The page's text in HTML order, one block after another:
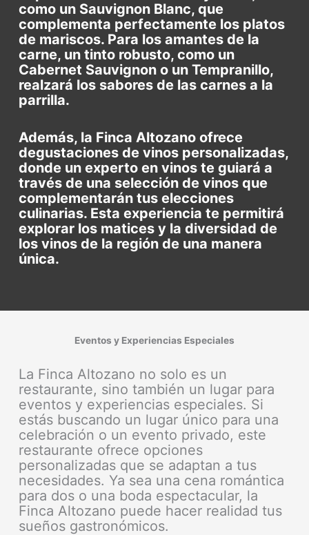
como un Sauvignon Blanc, que
complementa perfectamente los platos
de mariscos. Para los amantes de la
carne, un tinto robusto, como un
Cabernet Sauvignon o un Tempranillo,
realzará los sabores de las carnes a la
parrilla.
Además, la Finca Altozano ofrece
degustaciones de vinos personalizadas,
donde un experto en vinos te guiará a
través de una selección de vinos que
complementarán tus elecciones
culinarias. Esta experiencia te permitirá
explorar los matices y la diversidad de
los vinos de la región de una manera
única.
Eventos y Experiencias Especiales
La Finca Altozano no solo es un
restaurante, sino también un lugar para
eventos y experiencias especiales. Si
estás buscando un lugar único para una
celebración o un evento privado, este
restaurante ofrece opciones
personalizadas que se adaptan a tus
necesidades. Ya sea una cena romántica
para dos o una boda espectacular, la
Finca Altozano puede hacer realidad tus
sueños gastronómicos.